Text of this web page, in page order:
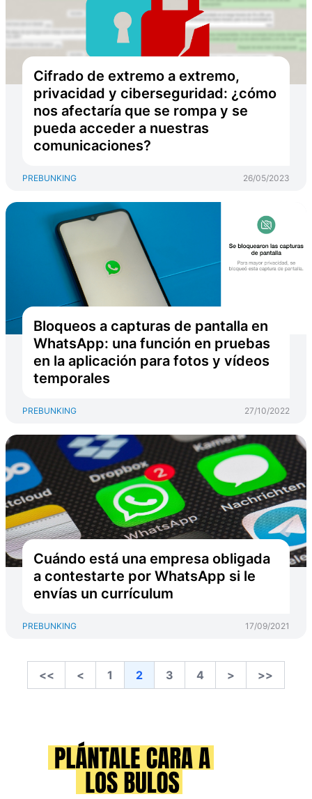
Cifrado de extremo a extremo,
privacidad y ciberseguridad: ¿cómo
nos afectaría que se rompa y se
pueda acceder a nuestras
comunicaciones?
PREBUNKING 26/05/2023
Bloqueos a capturas de pantalla en
WhatsApp: una función en pruebas
en la aplicación para fotos y vídeos
temporales
PREBUNKING 27/10/2022
Cuándo está una empresa obligada
a contestarte por WhatsApp si le
envías un currículum
PREBUNKING 17/09/2021
<< < 1 2 3 4 > >>